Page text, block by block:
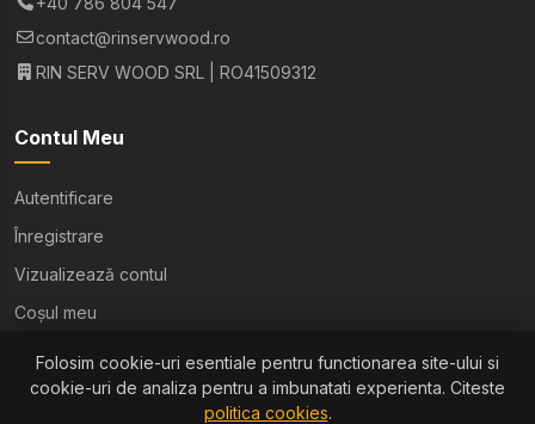
contact@rinservwood.ro
RIN SERV WOOD SRL | RO41509312
Contul Meu
Autentificare
Înregistrare
Vizualizează contul
Coșul meu
Ajutor
Folosim cookie-uri esentiale pentru functionarea site-ului si
cookie-uri de analiza pentru a imbunatati experienta. Citeste
politica cookies.